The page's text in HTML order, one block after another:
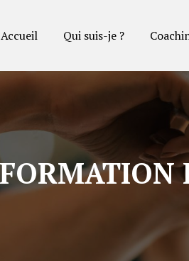
Accueil Qui suis-je ?